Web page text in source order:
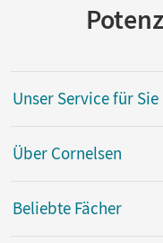
Unser Service für Sie
Über Cornelsen
Beliebte Fächer